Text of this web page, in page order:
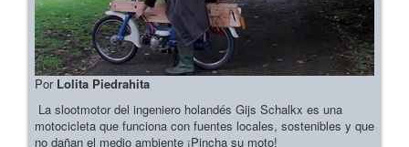
Por Lolita Piedrahita
La slootmotor del ingeniero holandés Gijs Schalkx es una
motocicleta que funciona con fuentes locales, sostenibles y que
no dañan el medio ambiente ¡Pincha su moto!